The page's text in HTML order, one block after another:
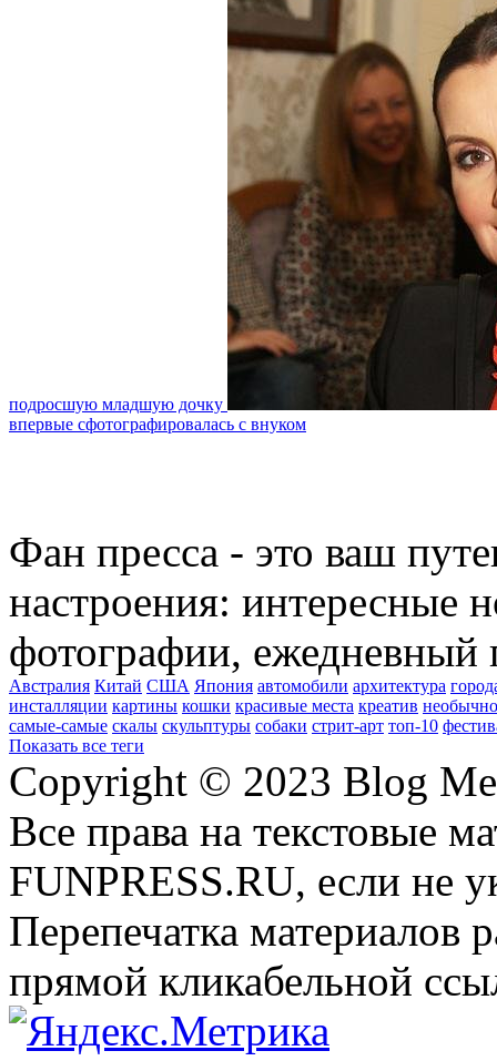
подросшую младшую дочку
впервые сфотографировалась с внуком
Фан пресса - это ваш
настроения: интересные
фотографии, ежедневный
Австралия Китай США Япония автомобили архитектура
инсталляции картины кошки красивые места креатив
самые-самые скалы скульптуры собаки стрит-арт топ-10
Показать все теги
Copyright © 2023 Blog
Все права на текстовые
FUNPRESS.RU, если не
Перепечатка материалов
прямой кликабельной